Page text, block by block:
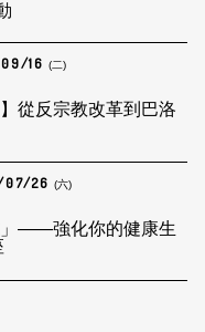
16 (二)
從反宗教改革到巴洛
07/26 (六)
」——強化你的健康生